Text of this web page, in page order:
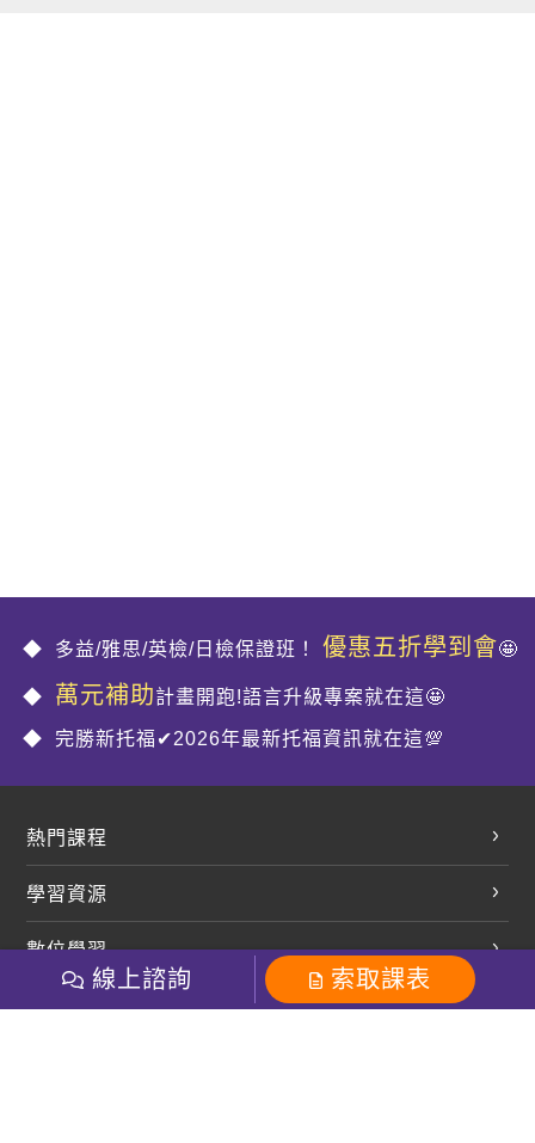
多益/雅思/英檢/日檢保證班！ 優惠五折學到會🤩
萬元補助計畫開跑!語言升級專案就在這🤩
完勝新托福✔2026年最新托福資訊就在這💯
熱門課程
開口溜英文
學習資源
開課查詢
數位學習
巨匠美語數位學院
社群
線上諮詢 索取課表